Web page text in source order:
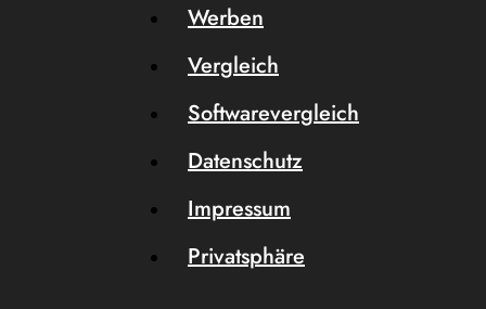
Werben
Vergleich
Softwarevergleich
Datenschutz
Impressum
Privatsphäre